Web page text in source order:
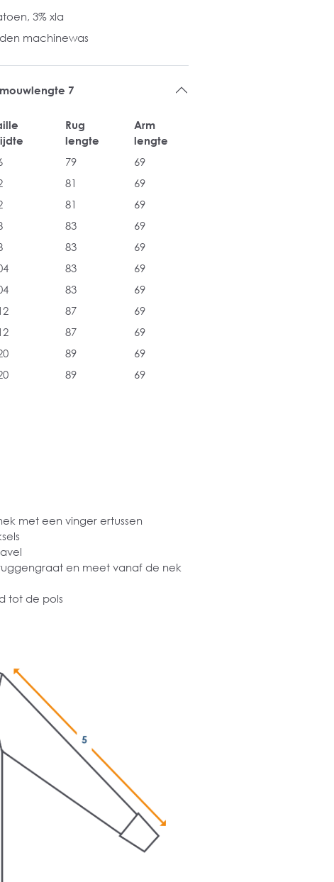
3% xla
machinewas
7
Rug
lengte
Arm
lengte
79
69
81
69
81
69
83
69
83
69
83
69
83
69
87
69
87
69
89
69
89 69
met een vinger ertussen
en meet vanaf de nek
tot de pols